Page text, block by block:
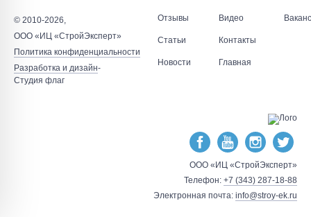
© 2010-2026,
ООО «ИЦ «СтройЭксперт»
Политика конфиденциальности
Разработка и дизайн-
Студия флаг
Отзывы
Статьи
Новости
Видео
Контакты
Главная
ООО «ИЦ «СтройЭксперт»
Телефон: +7 (343) 287-18-88
Электронная почта: info@stroy-ek.ru